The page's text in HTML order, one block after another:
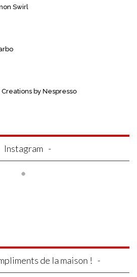
Swirl
Creations by Nespresso
Instagram
de la maison !